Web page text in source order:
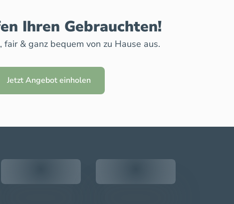
Ihren Gebrauchten!
fair & ganz bequem von zu Hause aus.
Jetzt Angebot einholen